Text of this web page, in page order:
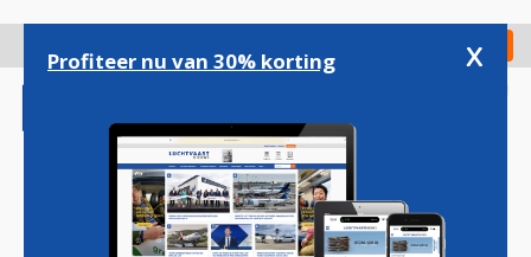
gaan
Check in
Profiteer nu van 30% korting x